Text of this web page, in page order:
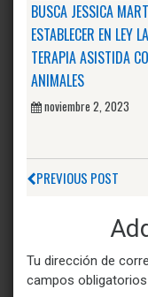
BUSCA JESSICA
ESTABLECER EN LEY LA
TERAPIA ASISTIDA
ANIMALES
noviembre 2, 2023
PREVIOUS POST
Tu dirección de
campos